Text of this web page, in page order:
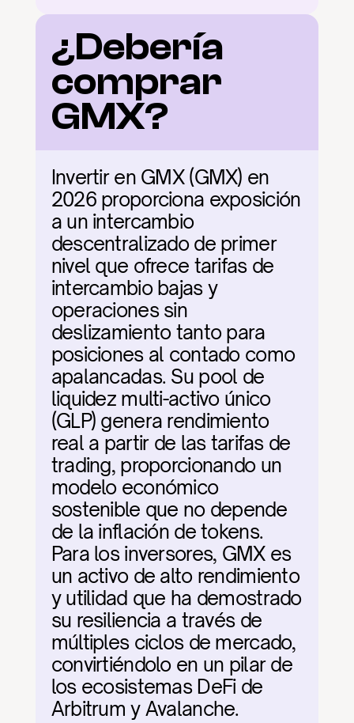
¿Debería
comprar
GMX?
Invertir en GMX (GMX) en
2026 proporciona exposición
a un intercambio
descentralizado de primer
nivel que ofrece tarifas de
intercambio bajas y
operaciones sin
deslizamiento tanto para
posiciones al contado como
apalancadas. Su pool de
liquidez multi-activo único
(GLP) genera rendimiento
real a partir de las tarifas de
trading, proporcionando un
modelo económico
sostenible que no depende
de la inflación de tokens.
Para los inversores, GMX es
un activo de alto rendimiento
y utilidad que ha demostrado
su resiliencia a través de
múltiples ciclos de mercado,
convirtiéndolo en un pilar de
los ecosistemas DeFi de
Arbitrum y Avalanche.